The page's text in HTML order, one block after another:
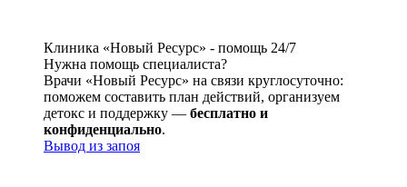
Клиника «Новый Ресурс» - помощь 24/7
Нужна помощь специалиста?
Врачи «Новый Ресурс» на связи круглосуточно:
поможем составить план действий, организуем
детокс и поддержку — бесплатно и
конфиденциально.
Вывод из запоя